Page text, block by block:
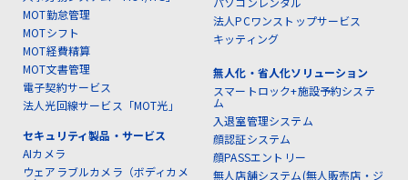
MOT勤怠管理
MOTシフト
MOT経費精算
MOT文書管理
電子契約サービス
法人光回線サービス「MOT光」
セキュリティ製品・サービス
AIカメラ
ウェアラブルカメラ（ボディカメ
法人PCワンストップサービス
キッティング
無人化・省人化ソリューション
スマートロック+施設予約システ
ム
入退室管理システム
顔認証システム
顔PASSエントリー
無人店舗システム(無人販売店・ジ